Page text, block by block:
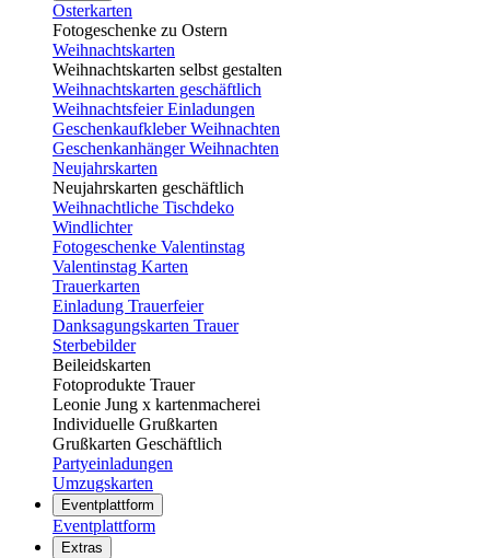
Osterkarten
Fotogeschenke zu Ostern
Weihnachtskarten
Weihnachtskarten selbst gestalten
Weihnachtskarten geschäftlich
Weihnachtsfeier Einladungen
Geschenkaufkleber Weihnachten
Geschenkanhänger Weihnachten
Neujahrskarten
Neujahrskarten geschäftlich
Weihnachtliche Tischdeko
Windlichter
Fotogeschenke Valentinstag
Valentinstag Karten
Trauerkarten
Einladung Trauerfeier
Danksagungskarten Trauer
Sterbebilder
Beileidskarten
Fotoprodukte Trauer
Leonie Jung x kartenmacherei
Individuelle Grußkarten
Grußkarten Geschäftlich
Partyeinladungen
Umzugskarten
Eventplattform
Eventplattform
Extras